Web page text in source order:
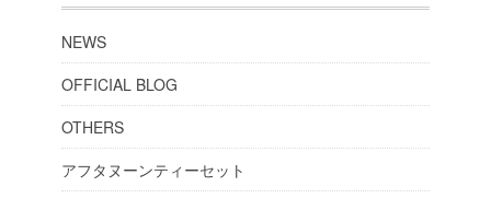
NEWS
OFFICIAL BLOG
OTHERS
アフタヌーンティーセット